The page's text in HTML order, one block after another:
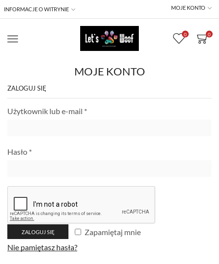
INFORMACJE O WITRYNIE MOJE KONTO
0 0
Menu
MOJE KONTO
ZALOGUJ SIĘ
Użytkownik lub e-mail *
Hasło *
ZALOGUJ SIĘ
Zapamiętaj mnie
Nie pamiętasz hasła?